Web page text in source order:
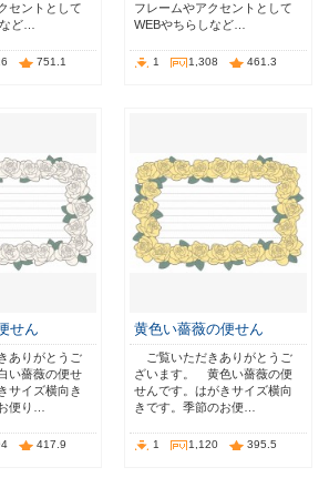
セントとして
ど…
751.1
フレームやアクセントとして
WEBやちらしなど…
1 1,308 461.3
せん
ありがとうご
い薔薇の便せ
サイズ横向き
便り…
417.9
黄色い薔薇の便せん
ご覧いただきありがとうご
ざいます。 黄色い薔薇の便
せんです。はがきサイズ横向
きです。季節のお便…
1 1,120 395.5